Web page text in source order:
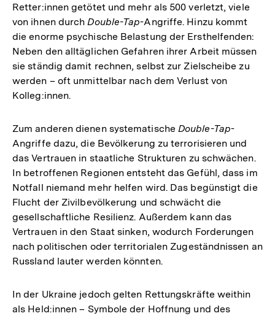
Retter:innen getötet und mehr als 500 verletzt, viele
von ihnen durchDouble-Tap-Angriffe. Hinzu kommt
die enorme psychische Belastung der Ersthelfenden:
Neben den alltäglichen Gefahren ihrer Arbeit müssen
sie ständig damit rechnen, selbst zur Zielscheibe zu
werden – oft unmittelbar nach dem Verlust von
Kolleg:innen.
Zum anderen dienen systematische Double-Tap-
Angriffe dazu, die Bevölkerung zu terrorisieren und
das Vertrauen in staatliche Strukturen zu schwächen.
In betroffenen Regionen entsteht das Gefühl, dass im
Notfall niemand mehr helfen wird. Das begünstigt die
Flucht der Zivilbevölkerung und schwächt die
gesellschaftliche Resilienz. Außerdem kann das
Vertrauen in den Staat sinken, wodurch Forderungen
nach politischen oder territorialen Zugeständnissen an
Russland lauter werden könnten.
In der Ukraine jedoch gelten Rettungskräfte weithin
als Held:innen – Symbole der Hoffnung und des